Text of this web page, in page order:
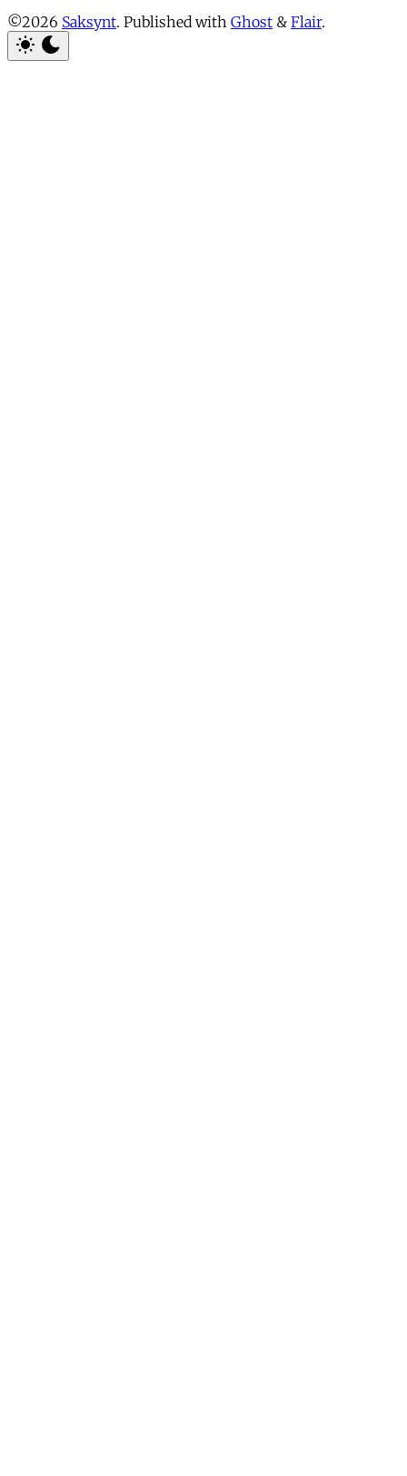
©2026 Saksynt. Published with Ghost & Flair.